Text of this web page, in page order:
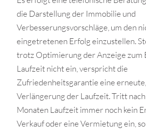
die Darstellung der Immobilie und
Verbesserungsvorschläge, um den
eingetretenen Erfolg einzustellen.
trotz Optimierung der Anzeige zum
Laufzeit nicht ein, verspricht die
Zufriedenheitsgarantie eine
Verlängerung der Laufzeit. Tritt
Monaten Laufzeit immer noch kein
Verkauf oder eine Vermietung ein,